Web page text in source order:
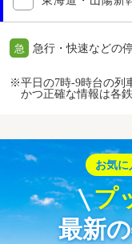
急 急行・快速などの
※平日の7時-9時台の列
かつ正確な情報は各
お気に
プ
最新